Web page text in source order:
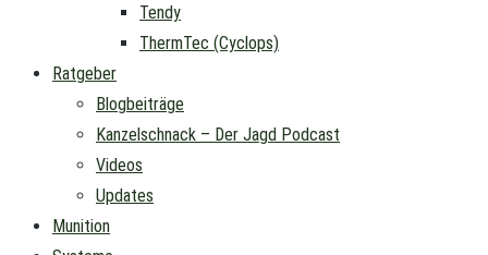
Tendy
ThermTec (Cyclops)
Ratgeber
Blogbeiträge
Kanzelschnack – Der Jagd Podcast
Videos
Updates
Munition